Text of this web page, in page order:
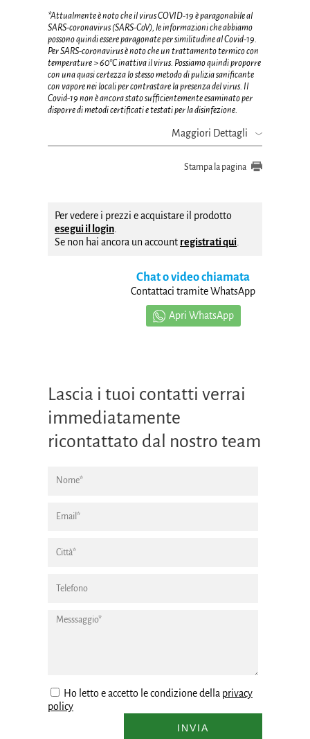
*Attualmente è noto che il virus COVID-19 è paragonabile al
SARS-coronavirus (SARS-CoV), le informazioni che abbiamo
possono quindi essere paragonate per similitudine al Covid-19.
Per SARS-coronavirus è noto che un trattamento termico con
temperature > 60°C inattiva il virus. Possiamo quindi proporre
con una quasi certezza lo stesso metodo di pulizia sanificante
con vapore nei locali per contrastare la presenza del virus. Il
Covid-19 non è ancora stato sufficientemente esaminato per
disporre di metodi certificati e testati per la disinfezione
Maggiori Dettagli
Stampa la pagina
Per vedere i prezzi e acquistare il prodotto
esegui il login
Se non hai ancora un account registrati qui
Chat o video chiamata
Contattaci tramite WhatsApp
Apri WhatsApp
Lascia i tuoi contatti verrai
immediatamente
ricontattato dal nostro team
Ho letto e accetto le condizione della privacy
policy
INVIA